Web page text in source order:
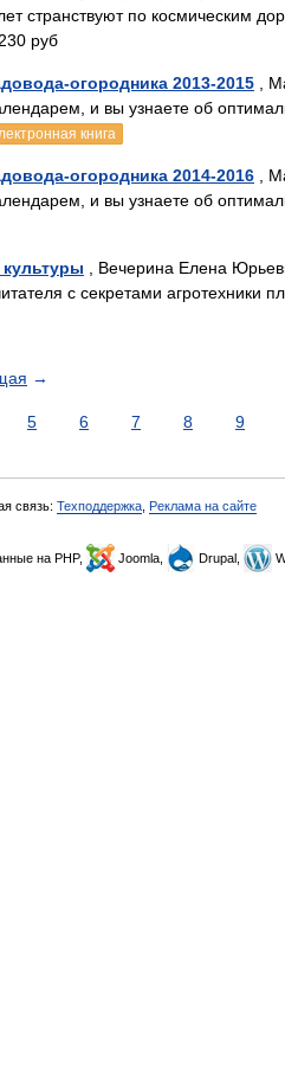
странствуют по космическим
руб
огородника 2013-2015 ,
и вы узнаете об
книга
огородника 2014-2016 ,
и вы узнаете об
, Вечерина Елена
с секретами агротехники
→
5 6 7 8 9
связь: Техподдержка Реклама на сайте
на PHP, Joomla, Drupal,